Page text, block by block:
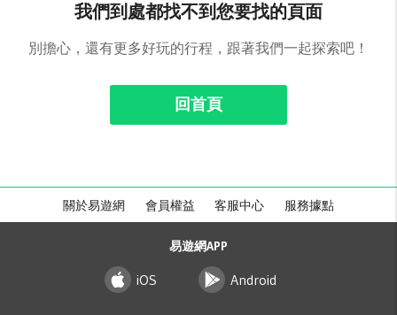
我們到處都找不到您要找的頁面
別擔心，還有更多好玩的行程，跟著我們一起探索吧！
回首頁
關於易遊網 會員權益 客服中心 服務據點
易遊網APP
iOS Android